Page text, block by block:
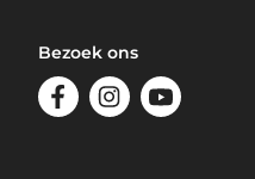
Bezoek ons